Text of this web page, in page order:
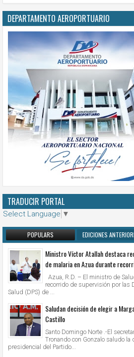
DEPARTAMENTO AEROPORTUARIO
TRADUCIR PORTAL
Select Language ▼
POPULARS EDICIONES
Ministro Víctor Atallah destaca
de malaria en Azua durante
Azua, R.D. – El ministro de
recorrido de supervisión por las
Salud (DPS) de ...
Saludan decisión de elegir a
Castillo
Santo Domingo Norte .-El
Tronando con Gonzalo saludo
presidencial del Partido...